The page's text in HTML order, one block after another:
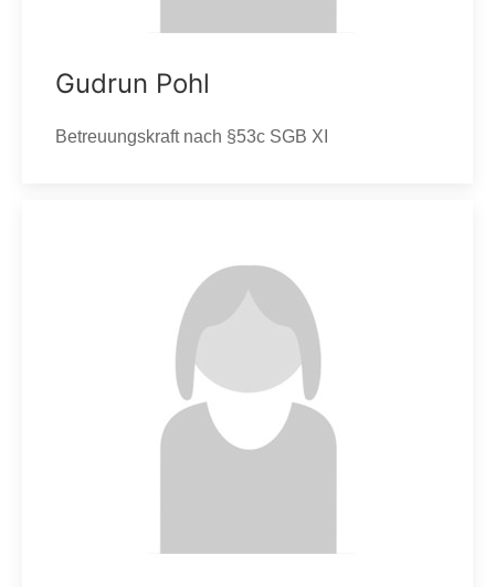
Gudrun Pohl
Betreuungskraft nach §53c SGB XI